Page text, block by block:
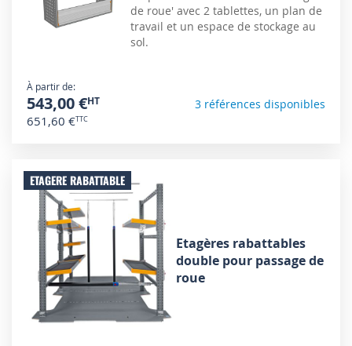
de roue' avec 2 tablettes, un plan de
travail et un espace de stockage au
sol.
À partir de
543,00 €
651,60 €
3 références disponibles
ETAGERE RABATTABLE
Etagères rabattables
double pour passage de
roue